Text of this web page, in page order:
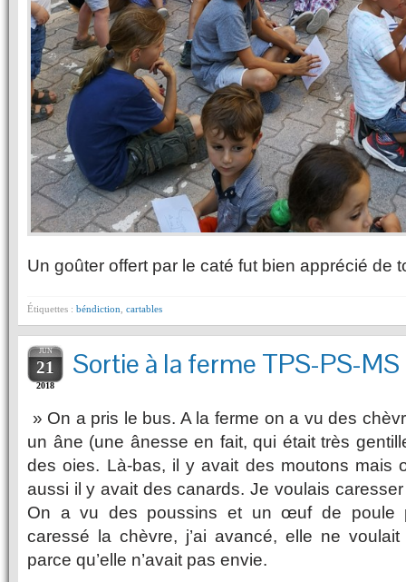
Un goûter offert par le caté fut bien apprécié de
Étiquettes : béndiction cartables
JUN
21
2018
Sortie à la ferme TPS-PS-MS
» On a pris le bus. A la ferme on a vu des
un âne (une ânesse en fait, qui était très
des oies. Là-bas, il y avait des moutons mais
aussi il y avait des canards. Je voulais
On a vu des poussins et un œuf de poule
caressé la chèvre, j’ai avancé, elle ne
parce qu’elle n’avait pas envie.